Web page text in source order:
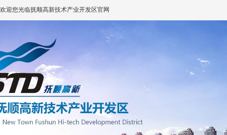
欢迎您光临抚顺高新技术产业开发区官网